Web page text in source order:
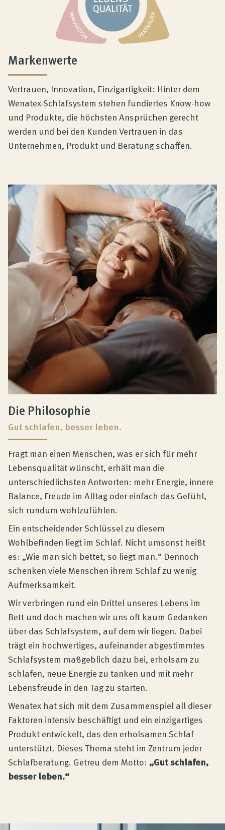
Markenwerte
Vertrauen, Innovation, Einzigartigkeit: Hinter dem
Wenatex-Schlafsystem stehen fundiertes Know-how
und Produkte, die höchsten Ansprüchen gerecht
werden und bei den Kunden Vertrauen in das
Unternehmen, Produkt und Beratung schaffen.
Die Philosophie
Gut schlafen, besser leben.
Fragt man einen Menschen, was er sich für mehr
Lebensqualität wünscht, erhält man die
unterschiedlichsten Antworten: mehr Energie, innere
Balance, Freude im Alltag oder einfach das Gefühl,
sich rundum wohlzufühlen.
Ein entscheidender Schlüssel zu diesem
Wohlbefinden liegt im Schlaf. Nicht umsonst heißt
es: „Wie man sich bettet, so liegt man.“ Dennoch
schenken viele Menschen ihrem Schlaf zu wenig
Aufmerksamkeit.
Wir verbringen rund ein Drittel unseres Lebens im
Bett und doch machen wir uns oft kaum Gedanken
über das Schlafsystem, auf dem wir liegen. Dabei
trägt ein hochwertiges, aufeinander abgestimmtes
Schlafsystem maßgeblich dazu bei, erholsam zu
schlafen, neue Energie zu tanken und mit mehr
Lebensfreude in den Tag zu starten.
Wenatex hat sich mit dem Zusammenspiel all dieser
Faktoren intensiv beschäftigt und ein einzigartiges
Produkt entwickelt, das den erholsamen Schlaf
unterstützt. Dieses Thema steht im Zentrum jeder
Schlafberatung. Getreu dem Motto: „Gut schlafen,
besser leben.“